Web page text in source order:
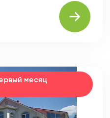
месяц